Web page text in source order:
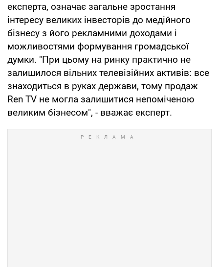
експерта, означає загальне зростання
інтересу великих інвесторів до медійного
бізнесу з його рекламними доходами і
можливостями формування громадської
думки. "При цьому на ринку практично не
залишилося вільних телевізійних активів: все
знаходиться в руках держави, тому продаж
Ren TV не могла залишитися непоміченою
великим бізнесом", - вважає експерт.